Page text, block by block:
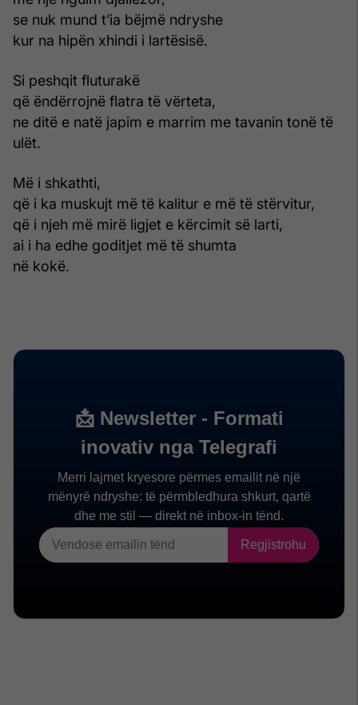
se nuk mund t’ia bëjmë ndryshe
kur na hipën xhindi i lartësisë.
Si peshqit fluturakë
që ëndërrojnë flatra të vërteta,
ne ditë e natë japim e marrim me tavanin tonë të
ulët.
Më i shkathti,
që i ka muskujt më të kalitur e më të stërvitur,
që i njeh më mirë ligjet e kërcimit së larti,
ai i ha edhe goditjet më të shumta
në kokë.